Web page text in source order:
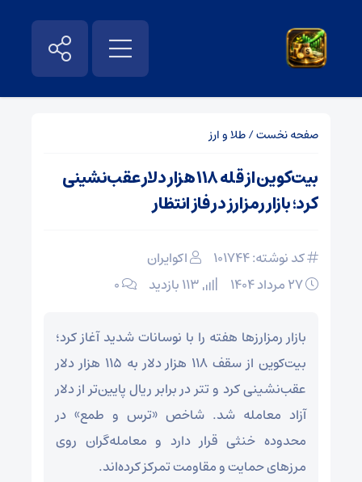
صفحه نخست/طلا و ارز
بیت‌کوین از قله ۱۱۸ هزار دلار عقب‌نشینی
کرد؛ بازار رمزارز در فاز انتظار
کد نوشته: 101744
اکوایران
۰
بازار رمزارزها هفته را با نوسانات شدید آغاز کرد؛
بیت‌کوین از سقف ۱۱۸ هزار دلار به ۱۱۵ هزار دلار
عقب‌نشینی کرد و تتر در برابر ریال پایین‌تر از دلار
آزاد معامله شد. شاخص «ترس و طمع» در
محدوده خنثی قرار دارد و معامله‌گران روی
مرزهای حمایت و مقاومت تمرکز کرده‌اند.